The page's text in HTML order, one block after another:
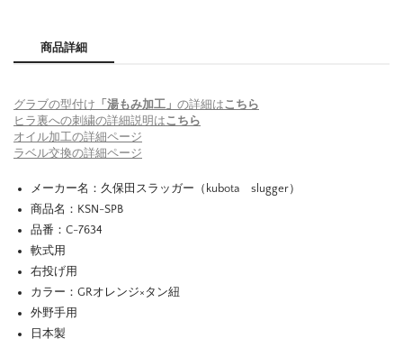
商品詳細
グラブの型付け 「湯もみ加工」 の詳細はこちら
ヒラ裏への刺繍の詳細説明はこちら
オイル加工の詳細ページ
ラベル交換の詳細ページ
メーカー名：久保田スラッガー（kubota slugger）
商品名：KSN-SPB
品番：C-7634
軟式用
右投げ用
カラー：GRオレンジ×タン紐
外野手用
日本製